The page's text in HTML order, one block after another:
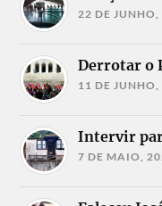
22 DE
Derrotar o
11 DE
Intervir
7 DE MAIO,